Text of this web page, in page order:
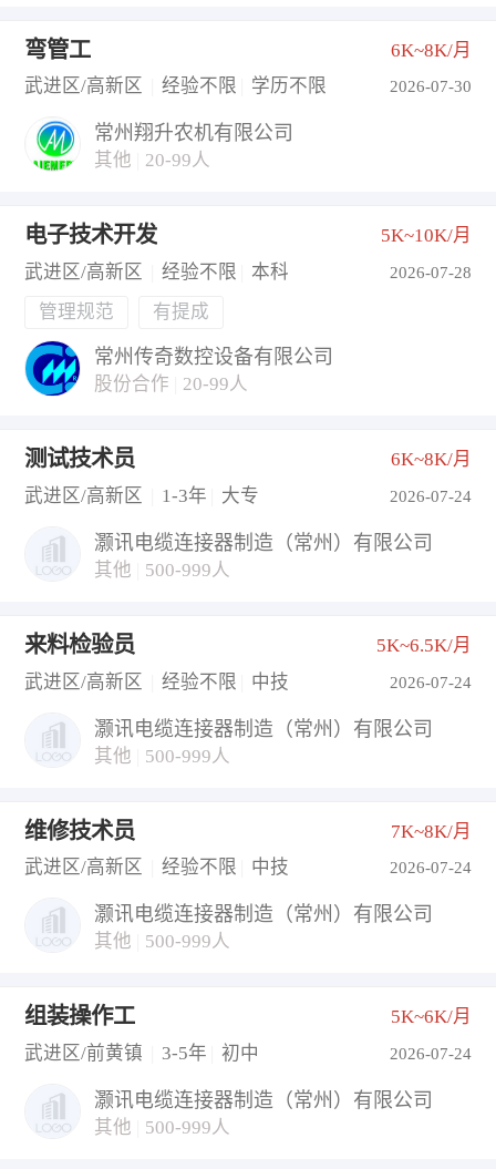
弯管工
6K~8K/月
武进区/高新区
经验不限 学历不限 2026-07-30
常州翔升农机有限公司
其他 20-99人
电子技术开发
5K~10K/月
武进区/高新区
经验不限 本科 2026-07-28
管理规范 有提成
常州传奇数控设备有限公司
股份合作 20-99人
测试技术员
6K~8K/月
武进区/高新区
1-3年 大专 2026-07-24
灏讯电缆连接器制造（常州）有限公司
其他 500-999人
来料检验员
5K~6.5K/月
武进区/高新区
经验不限 中技 2026-07-24
灏讯电缆连接器制造（常州）有限公司
其他 500-999人
维修技术员
7K~8K/月
武进区/高新区
经验不限 中技 2026-07-24
灏讯电缆连接器制造（常州）有限公司
其他 500-999人
组装操作工
5K~6K/月
武进区/前黄镇
3-5年 初中 2026-07-24
灏讯电缆连接器制造（常州）有限公司
其他 500-999人